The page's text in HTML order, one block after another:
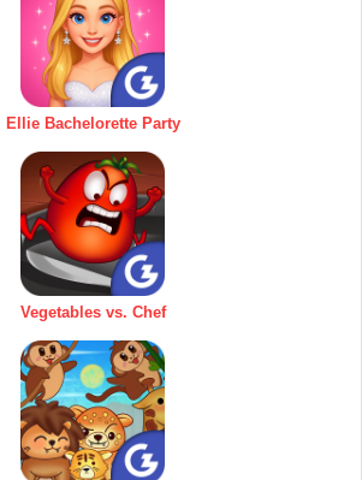
Ellie Bachelorette Party
Vegetables vs. Chef